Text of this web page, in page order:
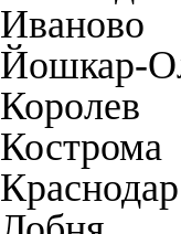
Иваново
Йошкар-
Королев
Кострома
Краснодар